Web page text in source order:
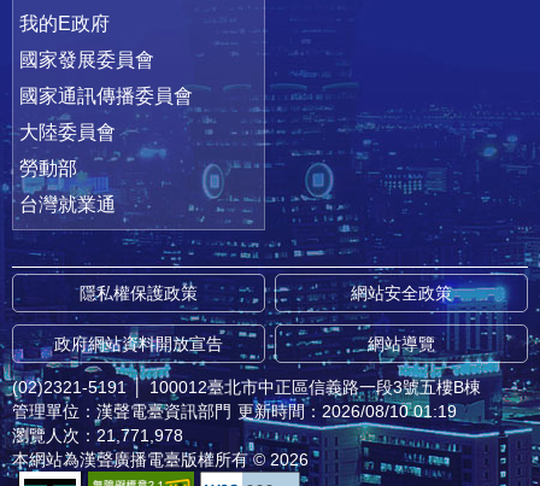
我的E政府
國家發展委員會
國家通訊傳播委員會
大陸委員會
勞動部
台灣就業通
隱私權保護政策 網站安全政策
政府網站資料開放宣告 網站導覽
(02)2321-5191 │ 100012臺北市中正區信義路一段3號五樓B棟
管理單位：漢聲電臺資訊部門 更新時間：2026/08/10 01:19
瀏覽人次：21,771,978
本網站為漢聲廣播電臺版權所有 © 2026